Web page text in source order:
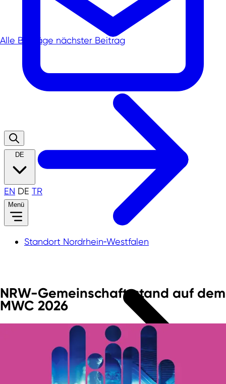
DE
EN DE TR
Menü
Standort Nordrhein‑Westfalen
Alle Beiträge nächster Beitrag
NRW-Gemeinschaftsstand auf dem
MWC 2026